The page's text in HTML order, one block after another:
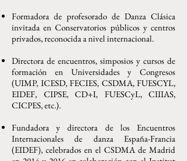
Formadora de profesorado de Danza Clásica
invitada en Conservatorios públicos y centros
privados, reconocida a nivel internacional.
Directora de encuentros, simposios y cursos de
formación en Universidades y Congresos
(UIMP, ICESD, FECIES, CSDMA, FUESCYL,
EIDEF, CIPSE, CD+I, FUESCyL, CIIIAS,
CICPES, etc.).
Fundadora y directora de los Encuentros
Internacionales de danza España-Francia
(EIDEF), celebrados en el CSDMA de Madrid